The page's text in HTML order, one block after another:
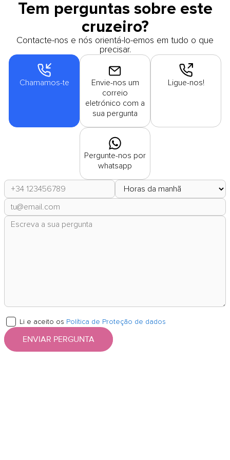
Tem perguntas sobre este
cruzeiro?
Contacte-nos e nós orientá-lo-emos em tudo o que
precisar.
Chamamos-te
Envie-nos um
correio
eletrónico com a
sua pergunta
Ligue-nos!
Pergunte-nos por
whatsapp
Li e aceito os Política de Proteção de dados
ENVIAR PERGUNTA